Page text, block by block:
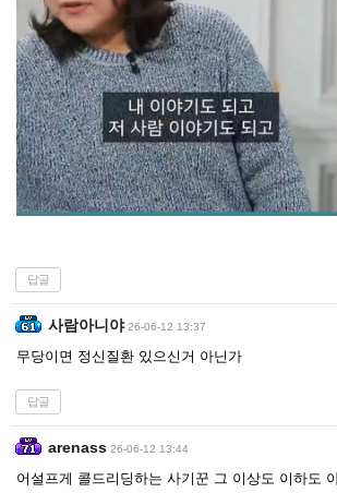
답글
사람아니야 26-06-12 13:37
무당이면 정신질환 있으신거 아닌가
답글
arenass 26-06-12 13:44
어설프게 콜드리딩하는 사기꾼 그 이상도 이하도